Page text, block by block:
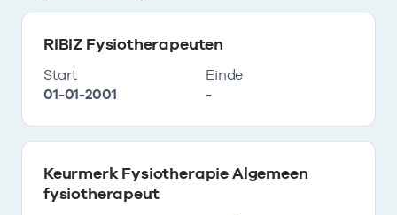
RIBIZ Fysiotherapeuten
Start
01-01-2001
Einde
-
Keurmerk Fysiotherapie Algemeen
fysiotherapeut